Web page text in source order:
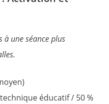
à une séance plus
éducatif / 50 %